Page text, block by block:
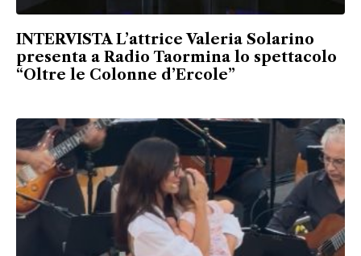
INTERVISTA L’attrice Valeria Solarino
presenta a Radio Taormina lo spettacolo
“Oltre le Colonne d’Ercole”